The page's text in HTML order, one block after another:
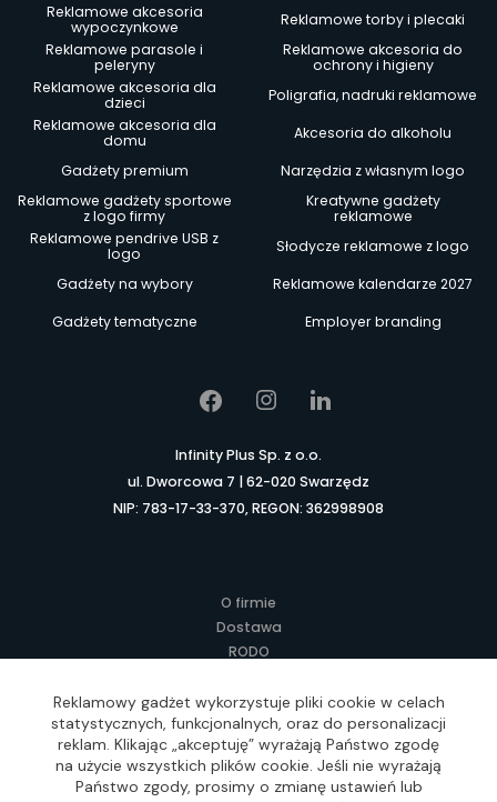
Reklamowe akcesoria
wypoczynkowe
Reklamowe torby i plecaki
Reklamowe parasole i
peleryny
Reklamowe akcesoria do
ochrony i higieny
Reklamowe akcesoria dla
dzieci
Poligrafia, nadruki reklamowe
Reklamowe akcesoria dla
domu
Akcesoria do alkoholu
Gadżety premium
Narzędzia z własnym logo
Reklamowe gadżety sportowe
z logo firmy
Kreatywne gadżety
reklamowe
Reklamowe pendrive USB z
logo
Słodycze reklamowe z logo
Gadżety na wybory
Reklamowe kalendarze 2027
Gadżety tematyczne
Employer branding
Infinity Plus Sp. z o.o.
ul. Dworcowa 7 | 62-020 Swarzędz
NIP: 783-17-33-370, REGON: 362998908
O firmie
Dostawa
RODO
Regulamin
Lokalne Gadżety Reklamowe
Jak zamawiać?
Słownik pojęć
Reklamowy gadżet wykorzystuje pliki cookie w celach
statystycznych, funkcjonalnych, oraz do personalizacji
reklam. Klikając „akceptuję” wyrażają Państwo zgodę
na użycie wszystkich plików cookie. Jeśli nie wyrażają
Państwo zgody, prosimy o zmianę ustawień lub